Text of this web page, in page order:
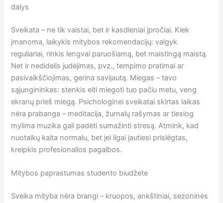
dalys
Sveikata – ne tik vaistai, bet ir kasdieniai įpročiai. Kiek
įmanoma, laikykis mitybos rekomendacijų: valgyk
reguliariai, rinkis lengvai paruošiamą, bet maistingą maistą.
Net ir nedidelis judėjimas, pvz., tempimo pratimai ar
pasivaikščiojimas, gerina savijautą. Miegas – tavo
sąjungininkas: stenkis eiti miegoti tuo pačiu metu, veng
ekranų prieš miegą. Psichologinei sveikatai skirtas laikas
nėra prabanga – meditacija, žurnalų rašymas ar tiesiog
mylima muzika gali padėti sumažinti stresą. Atmink, kad
nuotaikų kaita normalu, bet jei ilgai jautiesi prislėgtas,
kreipkis profesionalios pagalbos.
Mitybos paprastumas studento biudžete
Sveika mityba nėra brangi – kruopos, ankštiniai, sezoninės